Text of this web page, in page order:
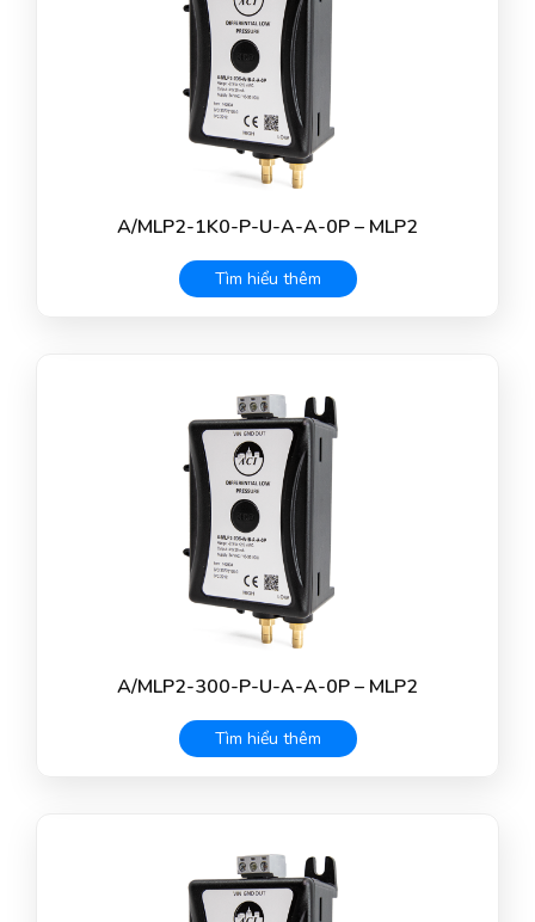
A/MLP2-1K0-P-U-A-A-0P – MLP2
Tìm hiểu thêm
A/MLP2-300-P-U-A-A-0P – MLP2
Tìm hiểu thêm